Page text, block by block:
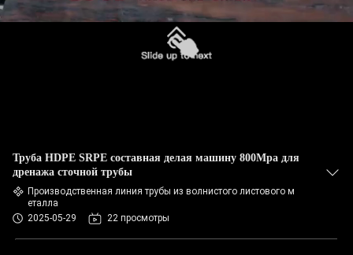
Труба HDPE SRPE составная делая машину 800Mpa для
дренажа сточной трубы
Производственная линия трубы из волнистого листового м
еталла
2025-05-29
22 просмотры